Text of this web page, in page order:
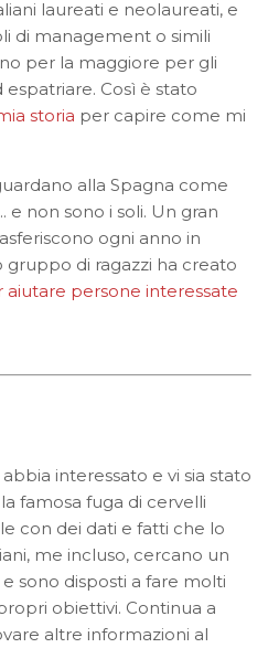
laureati e neolaureati, e
di management o simili
per la maggiore per gli
Così è stato
storia per capire come mi
alla Spagna come
e non sono i soli. Un gran
ogni anno in
di ragazzi ha creato
persone interessate
interessato e vi sia stato
famosa fuga di cervelli
con dei dati e fatti che lo
me incluso, cercano un
sono disposti a fare molti
obiettivi. Continua a
altre informazioni al